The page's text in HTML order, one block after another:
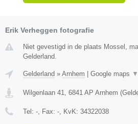
Erik Verheggen fotografie
Niet gevestigd in de plaats Mossel,
Gelderland.
Gelderland » Arnhem Google maps ▼
Wilgenlaan 41, 6841 AP Arnhem (
Tel: -, Fax: -, KvK: 34322038